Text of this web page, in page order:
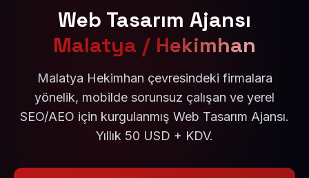
Web Tasarım Ajansı
Malatya / Hekimhan
Malatya Hekimhan çevresindeki firmalara
yönelik, mobilde sorunsuz çalışan ve yerel
SEO/AEO için kurgulanmış Web Tasarım Ajansı.
Yıllık 50 USD + KDV.